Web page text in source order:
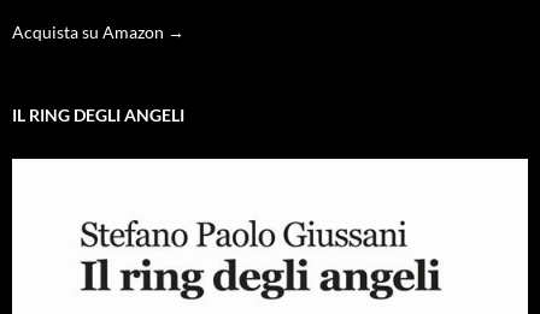
Acquista su Amazon →
IL RING DEGLI ANGELI